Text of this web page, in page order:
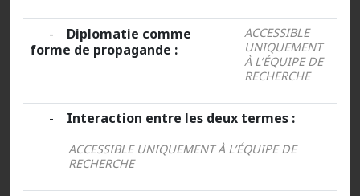
- Diplomatie comme
forme de propagande :
ACCESSIBLE
UNIQUEMENT
À L’ÉQUIPE DE
RECHERCHE
- Interaction entre les deux termes :
ACCESSIBLE UNIQUEMENT À L’ÉQUIPE DE
RECHERCHE